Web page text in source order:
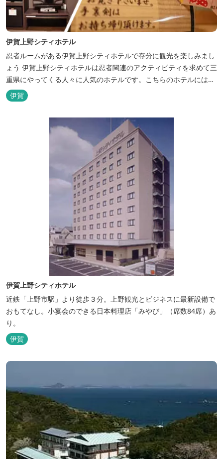
伊賀上野シティホテル
忍者ルームがある伊賀上野シティホテルで存分に観光を楽しみまし
ょう 伊賀上野シティホテルは忍者関連のアクティビティを求めて三
重県にやってくる人々に人気のホテルです。こちらのホテルには、
忍者の内装が施された部屋がいくつかあります。壁紙からトイレッ
トペーパーに至るまで、忍者に関連したデザインモチーフがあしら
分の位置にあるこのホテ...
伊賀
伊賀上野シティホテル
近鉄「上野市駅」より徒歩３分。上野観光とビジネスに最新設備で
おもてなし。小宴会のできる日本料理店「みやび」（席数84席）あ
り。
伊賀